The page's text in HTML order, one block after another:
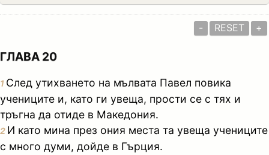
- RESET +
ГЛАВА 20
1 След утихването на мълвата Павел повика
учениците и, като ги увеща, прости се с тях и
тръгна да отиде в Македония.
2 И като мина през ония места та увеща учениците
с много думи, дойде в Гърция.